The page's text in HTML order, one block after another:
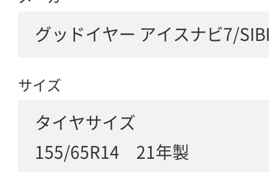
グッドイヤー アイスナビ7/
サイズ
タイヤサイズ
155/65R14 21年製